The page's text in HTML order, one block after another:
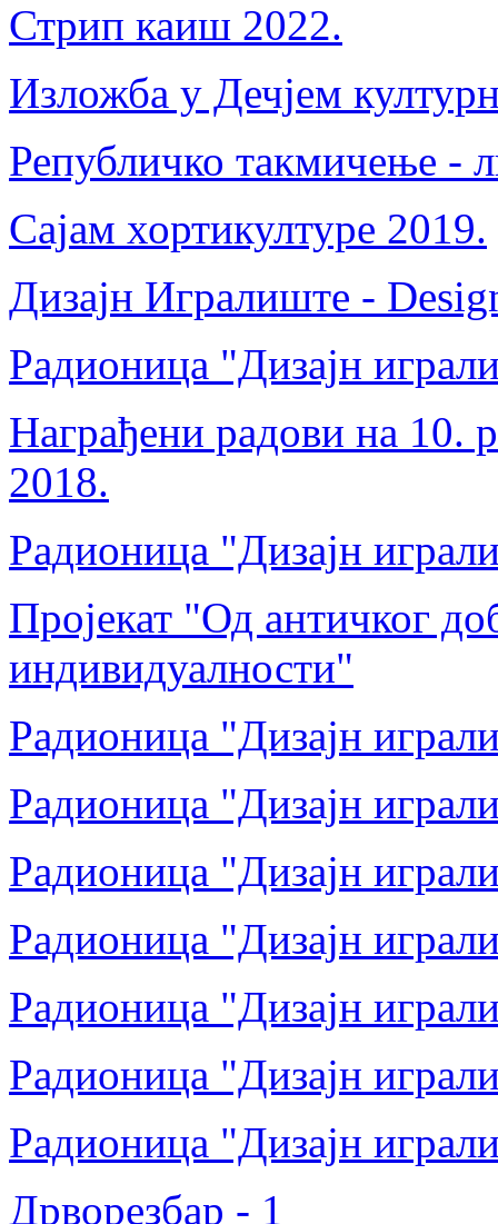
Стрип каиш 2022.
Изложба у Дечјем
Републичко такмичење -
Сајам хортикултуре 2019.
Дизајн Игралиште -
Радионица "Дизајн
Награђени радови на 10.
2018.
Радионица "Дизајн
Пројекат "Од античког
индивидуалности"
Радионица "Дизајн
Радионица "Дизајн
Радионица "Дизајн
Радионица "Дизајн
Радионица "Дизајн
Радионица "Дизајн
Радионица "Дизајн
Дрворезбар - 1